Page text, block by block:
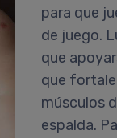
para que
de juego.
que
que
músculos
espalda.